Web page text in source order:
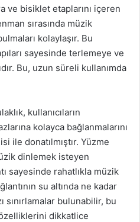
ve bisiklet etaplarını içeren
sırasında müzik
kolaylaşır. Bu
sayesinde terlemeye ve
Bu, uzun süreli kullanımda
kullanıcıların
kolayca bağlanmalarını
ile donatılmıştır. Yüzme
dinlemek isteyen
sayesinde rahatlıkla müzik
su altında ne kadar
bulunabilir, bu
dikkatlice